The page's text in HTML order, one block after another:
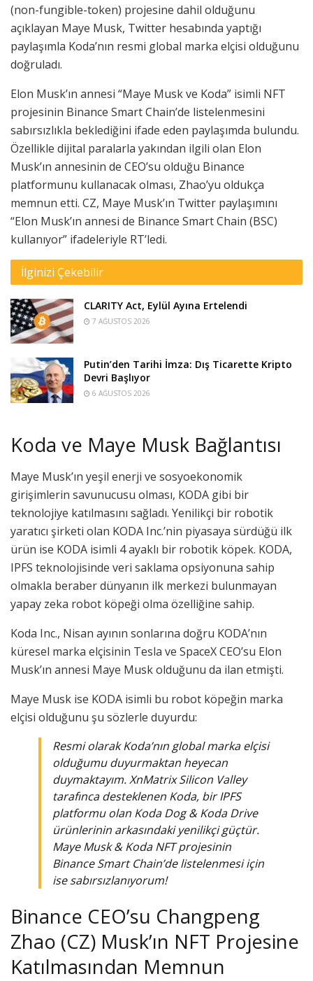
(non-fungible-token) projesine dahil olduğunu
açıklayan Maye Musk, Twitter hesabında yaptığı
paylaşımla Koda’nın resmi global marka elçisi olduğunu
doğruladı.
Elon Musk’ın annesi “Maye Musk ve Koda” isimli NFT
projesinin Binance Smart Chain’de listelenmesini
sabırsızlıkla beklediğini ifade eden paylaşımda bulundu.
Özellikle dijital paralarla yakından ilgili olan Elon
Musk’ın annesinin de CEO’su olduğu Binance
platformunu kullanacak olması, Zhao’yu oldukça
memnun etti. CZ, Maye Musk’ın Twitter paylaşımını
“Elon Musk’ın annesi de Binance Smart Chain (BSC)
kullanıyor” ifadeleriyle RT’ledi.
İlginizi Çekebilir
CLARITY Act, Eylül Ayına Ertelendi
7 AĞUSTOS 2026
Putin’den Tarihi İmza: Dış Ticarette Kripto
Devri Başlıyor
6 AĞUSTOS 2026
Koda ve Maye Musk Bağlantısı
Maye Musk’ın yeşil enerji ve sosyoekonomik
girişimlerin savunucusu olması, KODA gibi bir
teknolojiye katılmasını sağladı. Yenilikçi bir robotik
yaratıcı şirketi olan KODA Inc.’nin piyasaya sürdüğü ilk
ürün ise KODA isimli 4 ayaklı bir robotik köpek. KODA,
IPFS teknolojisinde veri saklama opsiyonuna sahip
olmakla beraber dünyanın ilk merkezi bulunmayan
yapay zeka robot köpeği olma özelliğine sahip.
Koda Inc., Nisan ayının sonlarına doğru KODA’nın
küresel marka elçisinin Tesla ve SpaceX CEO’su Elon
Musk’ın annesi Maye Musk olduğunu da ilan etmişti.
Maye Musk ise KODA isimli bu robot köpeğin marka
elçisi olduğunu şu sözlerle duyurdu:
Resmi olarak Koda’nın global marka elçisi
olduğumu duyurmaktan heyecan
duymaktayım. XnMatrix Silicon Valley
tarafınca desteklenen Koda, bir IPFS
platformu olan Koda Dog & Koda Drive
ürünlerinin arkasındaki yenilikçi güçtür.
Maye Musk & Koda NFT projesinin
Binance Smart Chain’de listelenmesi için
ise sabırsızlanıyorum!
Binance CEO’su Changpeng
Zhao (CZ) Musk’ın NFT Projesine
Katılmasından Memnun